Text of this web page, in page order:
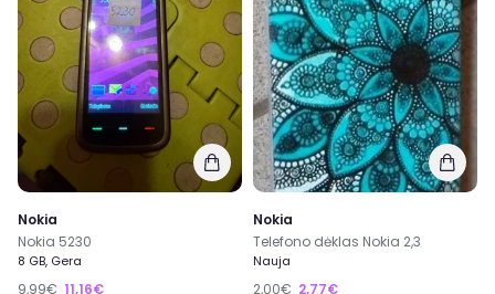
Nokia
Nokia 5230
8 GB, Gera
9,99€ 11,16€
Nokia
Telefono dėklas Nokia 2,3
Nauja
2,00€ 2,77€